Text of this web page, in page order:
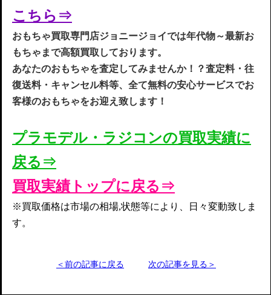
こち ら ⇒
おもちゃ買取専門店ジョニージョイでは年代物～最新お
もちゃまで高額買取しております。
あなたのおもちゃを査定してみませんか！？査定料・往
復送料・キャンセル料等、全て無料の安心サービスでお
客様のおもちゃをお迎え致します！
プラモデル・ラジコンの買取実績に
戻る⇒
買取実績トップに戻る⇒
※買取価格は市場の相場,状態等により、日々変動致しま
す。
＜前の記事に戻る 次の記事を見る＞